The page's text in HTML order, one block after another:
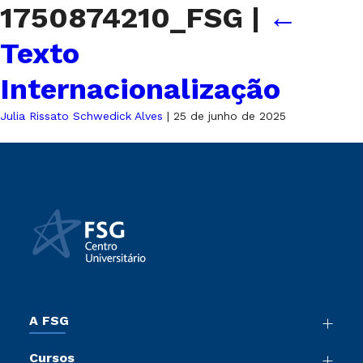
1750874210_FSG | ←
Texto
Internacionalização
Julia Rissato Schwedick Alves | 25 de junho de 2025
A FSG
Cursos